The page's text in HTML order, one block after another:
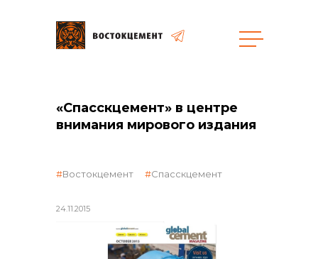
объявленные закупки
«Спасскцемент» в центре
внимания мирового издания
24.11.2015
Востокцемент Спасскцемент